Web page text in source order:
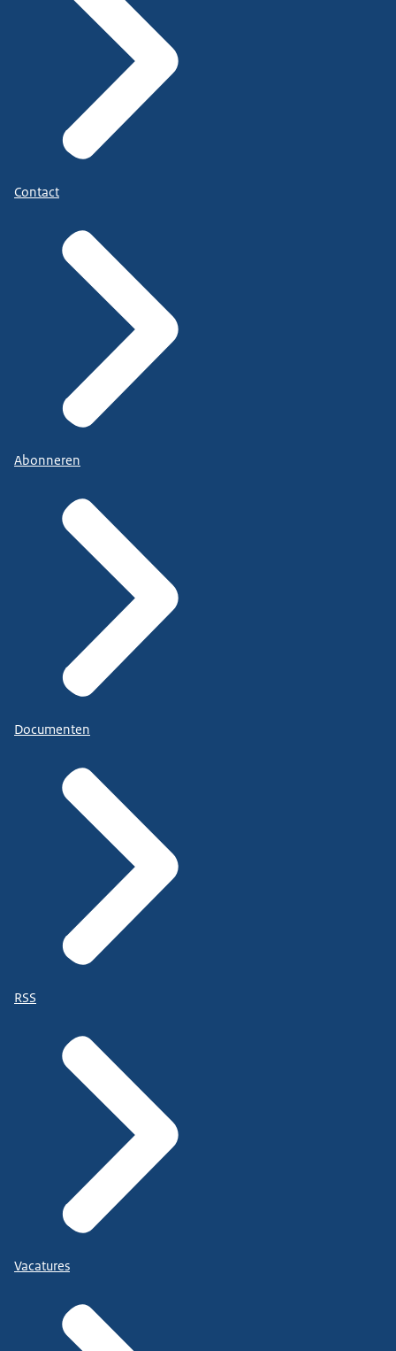
Contact
Abonneren
Documenten
RSS
Vacatures